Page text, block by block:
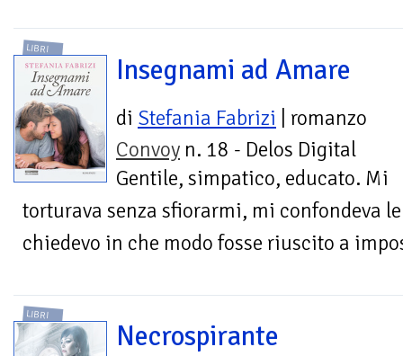
LIBRI
Insegnami ad Amare
di Stefania Fabrizi | romanzo
Convoy n. 18 - Delos Digital
Gentile, simpatico, educato. Mi
torturava senza sfiorarmi, mi confondeva
chiedevo in che modo fosse riuscito a
LIBRI
Necrospirante